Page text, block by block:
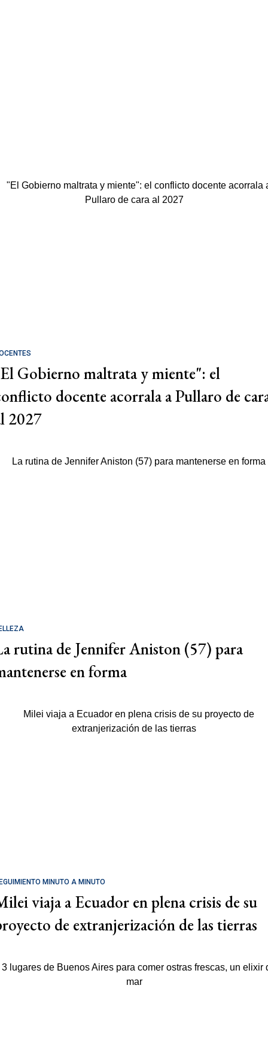
Gobierno maltrata y miente": el
docente acorrala a Pullaro de
2027
rutina de Jennifer Aniston (57) para
en forma
MINUTO A MINUTO
viaja a Ecuador en plena crisis de su
de extranjerización de las tierras